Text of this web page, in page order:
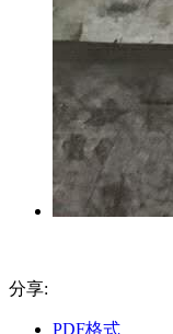
分享:
PDF格式